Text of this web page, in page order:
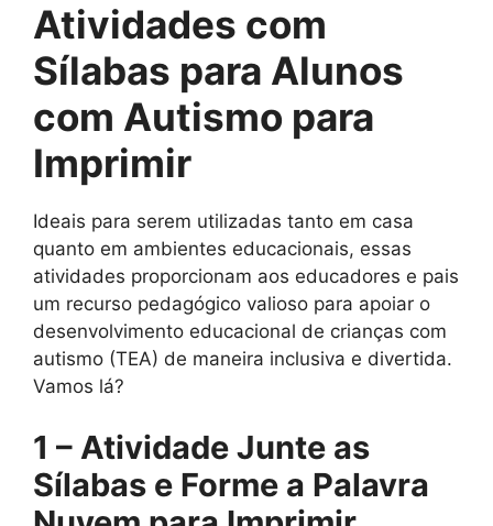
Atividades com
Sílabas para Alunos
com Autismo para
Imprimir
Ideais para serem utilizadas tanto em casa
quanto em ambientes educacionais, essas
atividades proporcionam aos educadores e pais
um recurso pedagógico valioso para apoiar o
desenvolvimento educacional de crianças com
autismo (TEA) de maneira inclusiva e divertida.
Vamos lá?
1 – Atividade Junte as
Sílabas e Forme a Palavra